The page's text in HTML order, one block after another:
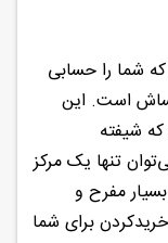
شما را حسابی
است. این
شیفته
تنها یک مرکز
مفرح و
برای شما